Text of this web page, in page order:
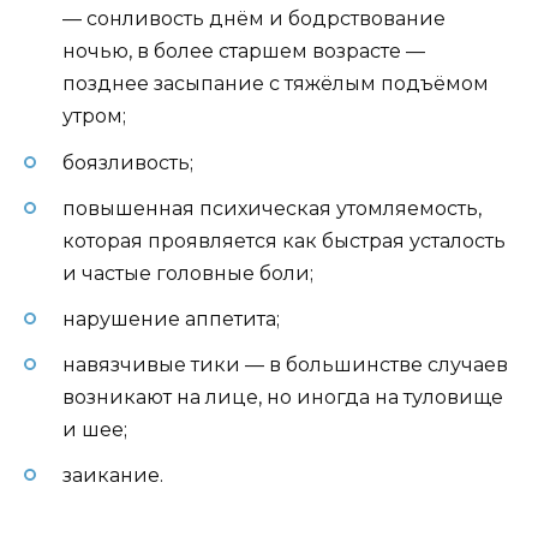
— сонливость днём и бодрствование
ночью, в более старшем возрасте —
позднее засыпание с тяжёлым подъёмом
утром;
боязливость;
повышенная психическая утомляемость,
которая проявляется как быстрая усталость
и частые головные боли;
нарушение аппетита;
навязчивые тики — в большинстве случаев
возникают на лице, но иногда на туловище
и шее;
заикание.